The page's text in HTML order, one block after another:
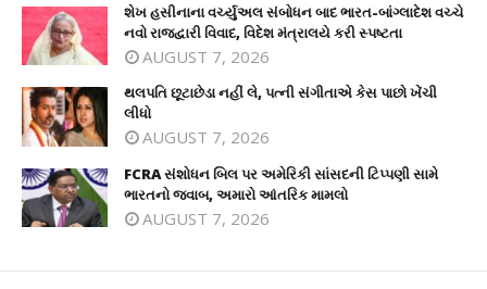
શેખ હસીનાના વર્ચ્યુઅલ સંબોધન બાદ ભારત-બાંગ્લાદેશ વચ્ચે
નવો રાજદ્વારી વિવાદ, વિદેશ મંત્રાલયે કરી સ્પષ્ટતા
AUGUST 7, 2026
થલપતિ છૂટાછેડા નહીં લે, પત્ની સંગીતાએ કેસ પાછો ખેંચી
લીધો
AUGUST 7, 2026
FCRA સંશોધન બિલ પર અમેરિકી સાંસદની ટિપ્પણી સામે
ભારતનો જવાબ, અમારો આંતરિક મામલો
AUGUST 7, 2026